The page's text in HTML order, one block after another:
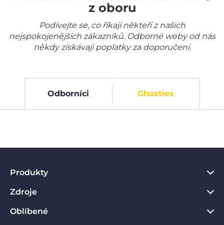
z oboru
Podívejte se, co říkají někteří z našich
nejspokojenějších zákazníků. Odborné weby od nás
někdy získávají poplatky za doporučení.
Odborníci Ghosties
Produkty
VPN pro PC
VPN pro Chrome
Zdroje
Co je to VPN
Oblíbené